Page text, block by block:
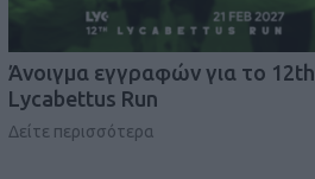
Άνοιγμα εγγραφών για το 12th
Lycabettus Run
Δείτε περισσότερα